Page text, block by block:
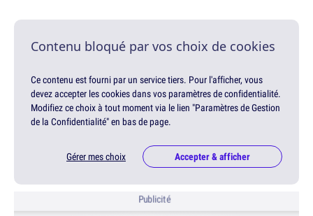
Contenu bloqué par vos choix de cookies
Ce contenu est fourni par un service tiers. Pour l'afficher, vous
devez accepter les cookies dans vos paramètres de confidentialité.
Modifiez ce choix à tout moment via le lien "Paramètres de Gestion
de la Confidentialité" en bas de page.
Gérer mes choix Accepter & afficher
Publicité